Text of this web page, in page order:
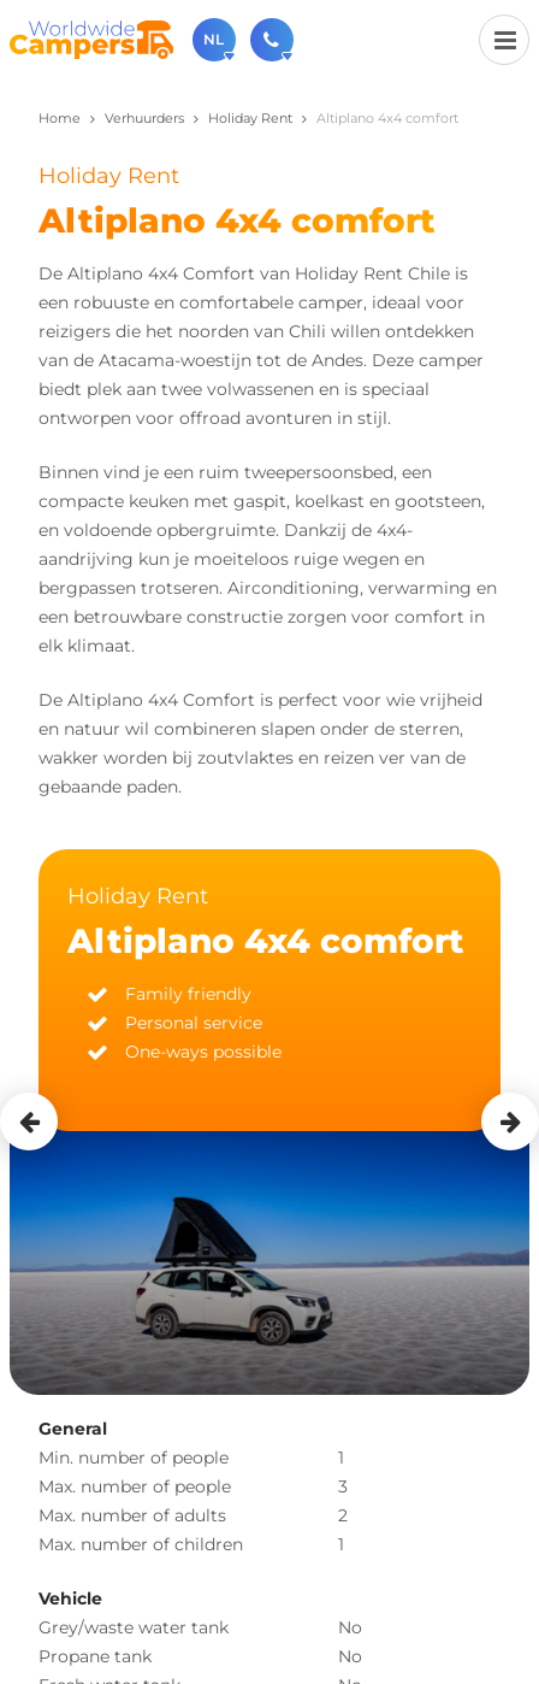
NL
030-6974964
sales@worldwidecampers.com
Je kunt ons natuurlijk ook altijd een mailtje sturen.
Home Verhuurders Holiday Rent Altiplano 4x4 comfort
Holiday Rent
Altiplano 4x4 comfort
De Altiplano 4x4 Comfort van Holiday Rent Chile is
een robuuste en comfortabele camper, ideaal voor
reizigers die het noorden van Chili willen ontdekken
van de Atacama-woestijn tot de Andes. Deze camper
biedt plek aan twee volwassenen en is speciaal
ontworpen voor offroad avonturen in stijl.
Binnen vind je een ruim tweepersoonsbed, een
compacte keuken met gaspit, koelkast en gootsteen,
en voldoende opbergruimte. Dankzij de 4x4-
aandrijving kun je moeiteloos ruige wegen en
bergpassen trotseren. Airconditioning, verwarming en
een betrouwbare constructie zorgen voor comfort in
elk klimaat.
De Altiplano 4x4 Comfort is perfect voor wie vrijheid
en natuur wil combineren slapen onder de sterren,
wakker worden bij zoutvlaktes en reizen ver van de
gebaande paden.
Holiday Rent
Altiplano 4x4 comfort
Family friendly
Personal service
One-ways possible
General
Min. number of people
1
Max. number of people
3
Max. number of adults
2
Max. number of children
1
Vehicle
Grey/waste water tank
No
Propane tank
No